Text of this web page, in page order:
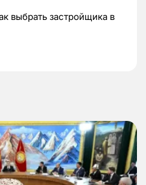
выбрать застройщика в